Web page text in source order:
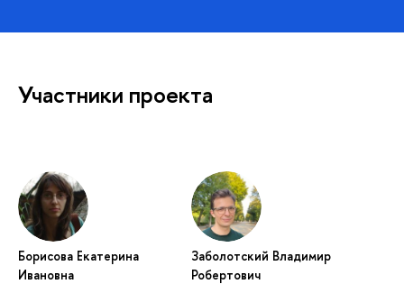
Участники проекта
Борисова Екатерина
Ивановна
Заболотский Владимир
Робертович